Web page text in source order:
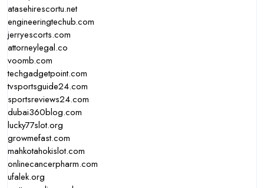
atasehirescortu.net
engineeringtechub.com
jerryescorts.com
attorneylegal.co
voomb.com
techgadgetpoint.com
tvsportsguide24.com
sportsreviews24.com
dubai360blog.com
lucky77slot.org
growmefast.com
mahkotahokislot.com
onlinecancerpharm.com
ufalek.org